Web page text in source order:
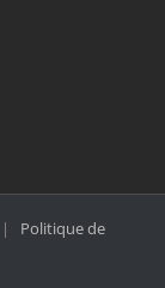
| Politique de